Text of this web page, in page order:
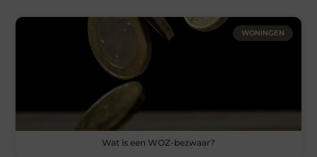
WONINGEN
Wat is een WOZ-bezwaar?